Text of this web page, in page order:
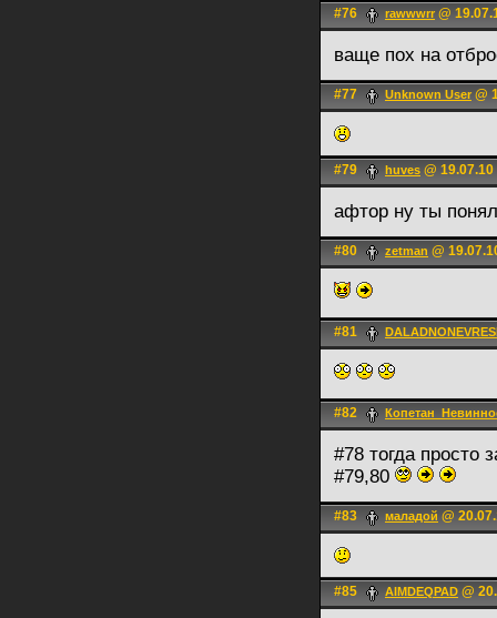
#76 rawwwrr @
ваще пох на
#77 Unknown User @
#79 huves @
афтор ну ты
#80 zetman @
#81
#82
#78 тогда просто
#79,80
#83 маладой @
#85 AIMDEQPAD @